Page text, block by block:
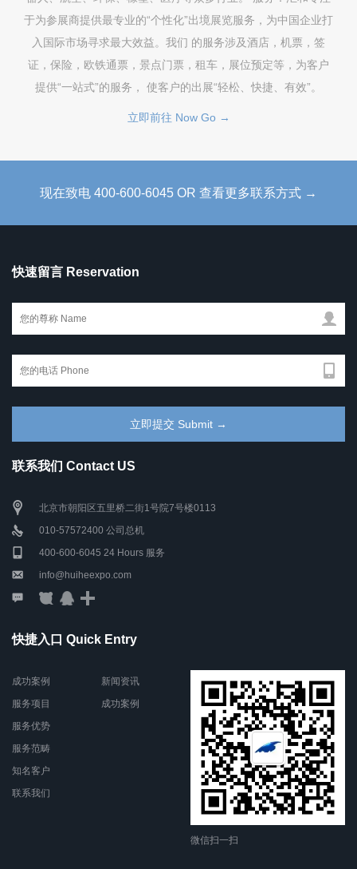
于为参展商提供最专业的“个性化”出境展览服务，为中国企业打
入国际市场寻求最大效益。我们 的服务涉及酒店，机票，签
证，保险，欧铁通票，景点门票，租车，展位预定等，为客户
提供“一站式”的服务， 使客户的出展“轻松、快捷、有效”。
立即前往 Now Go →
现在致电 400-600-6045 OR 查看更多联系方式 →
快速留言 Reservation
联系我们 Contact US
北京市朝阳区五里桥二街1号院7号楼0113
010-57572400 公司总机
400-600-6045 24 Hours 服务
info@huiheexpo.com
快捷入口 Quick Entry
成功案例
服务项目
服务优势
服务范畴
知名客户
联系我们
新闻资讯
成功案例
微信扫一扫